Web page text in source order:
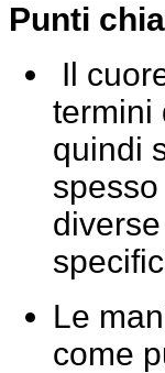
Punti
Il
termini
quindi
Le
come